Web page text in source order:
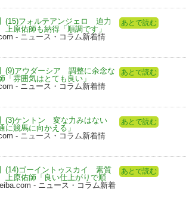
(15)フォルテアンジェロ 迫力
原佑師も納得「順調です」
- ニュース・コラム新着情
あとで読む
】(9)アウダーシア 調整に余念な
雰囲気はとても良い」
- ニュース・コラム新着情
あとで読む
】(3)ケントン 変な力みはない
に競馬に向かえる」
- ニュース・コラム新着情
あとで読む
】(14)ゴーイントゥスカイ 素質
原佑師「良い仕上がりで順
- ニュース・コラム新着
あとで読む